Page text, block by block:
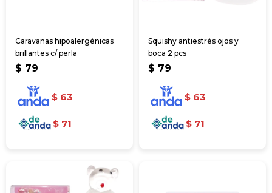
Caravanas hipoalergénicas
brillantes c/ perla
$ 79
$ 63
$ 71
Squishy antiestrés ojos y
boca 2 pcs
$ 79
$ 63
$ 71